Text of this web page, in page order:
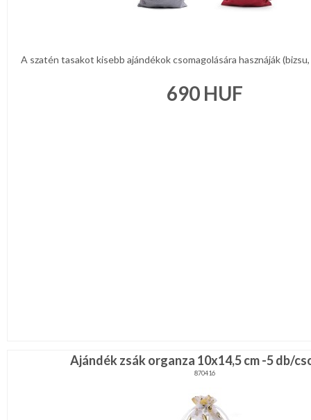
A szatén tasakot kisebb ajándékok csomagolására hasznáják (bizsu,
690HUF
Ajándék zsák organza 10x14,5 cm -5 db/
870416